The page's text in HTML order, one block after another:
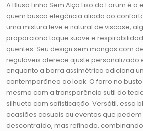
A Blusa Linho Sem Alça Liso da Forum é
quem busca elegância aliada ao
uma mistura leve e natural de viscose,
proporciona toque suave e
quentes. Seu design sem mangas com
reguláveis oferece ajuste personalizado
enquanto a barra assimétrica adiciona
contemporâneo ao look. O forro no
mesmo com a transparência sutil do
silhueta com sofisticação. Versátil, essa
ocasiões casuais ou eventos que pedem
descontraído, mas refinado,